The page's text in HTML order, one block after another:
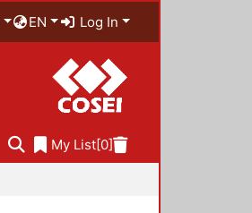
EN Log In
My List[0]